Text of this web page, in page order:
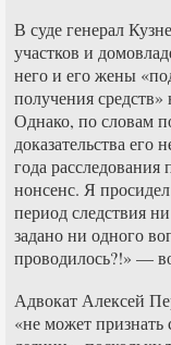
В суде генерал
участков и
него и его жены
получения средств»
Однако, по словам
доказательства его
года
нонсенс. Я
период следствия
задано ни одного
проводилось?!» —
Адвокат Алексей
«не может